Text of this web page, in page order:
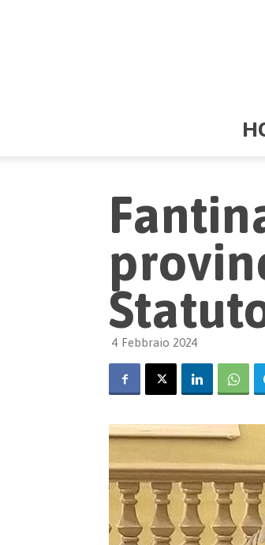
4 Febbraio 2024